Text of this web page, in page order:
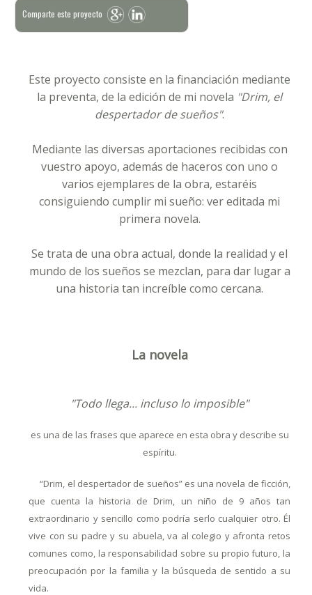
Comparte este proyecto
Este proyecto consiste en la financiación mediante
la preventa, de la edición de mi novela "Drim, el
despertador de sueños".
Mediante las diversas aportaciones recibidas con
vuestro apoyo, además de haceros con uno o
varios ejemplares de la obra, estaréis
consiguiendo cumplir mi sueño: ver editada mi
primera novela.
Se trata de una obra actual, donde la realidad y el
mundo de los sueños se mezclan, para dar lugar a
una historia tan increíble como cercana.
La novela
"Todo llega... incluso lo imposible"
es una de las frases que aparece en esta obra y describe su
espíritu.
“Drim, el despertador de sueños” es una novela de ficción,
que cuenta la historia de Drim, un niño de 9 años tan
extraordinario y sencillo como podría serlo cualquier otro. Él
vive con su padre y su abuela, va al colegio y afronta retos
comunes como, la responsabilidad sobre su propio futuro, la
preocupación por la familia y la búsqueda de sentido a su
vida.